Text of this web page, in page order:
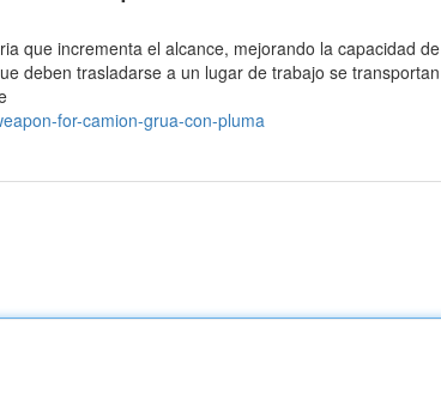
que incrementa el alcance, mejorando la capacidad de
deben trasladarse a un lugar de trabajo se transportan
for-camion-grua-con-pluma